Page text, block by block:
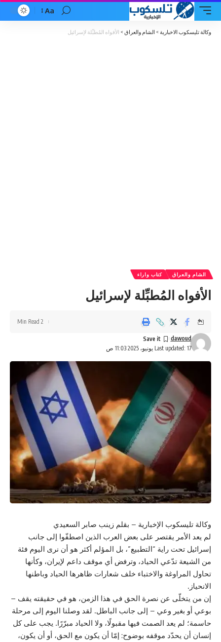
Font
Aa
وكالة تليسكوب الاخبارية > الشام والعراق > الأفواه المُطبِّلة لإسرائيل
الشام والعراق كتاب واراء
الأفواه المُطبِّلة لإسرائيل
Last updated: 17 يونيو، 2025 11:03 ص
dawoud
2 Min Read
وكالة تليسكوب الإخبارية – بقلم زينب صابر السعيدي
لم يعد الأمر يقتصر على بعض العرب الذين اصطفّوا إلى جانب
إسرائيل تحت راية “التطبيع”، بل المؤلم أكثر هو أن نرى اليوم فئة
من الشيعة تدّعي الحياد، وترفض أي موقف داعم لإيران، وكأنها
تحاول المراوغة والاختباء خلف شعارات ظاهرها الحياد وباطنها
الانحياز.
إن من يتخلّى عن نصرة الحق في هذا الزمن، هو في حقيقته يقف –
بوعي أو بغير وعي – إلى جانب الباطل. لقد وصلنا اليوم إلى مرحلة
حاسمة؛ لم يعد الصمت فيها مقبولًا، ولا الحياد مبرّرًا. يجب على كل
إنسان أن يحدّد موقفه بوضوح: إمّا أن يكون مع الحق، أو أن يكون،